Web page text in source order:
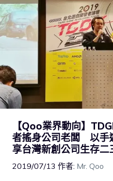
【Qoo業界動向】
者搖身公司老闆 以手
享台灣新創公司生存二
2019/07/13 作者: Mr. Qoo